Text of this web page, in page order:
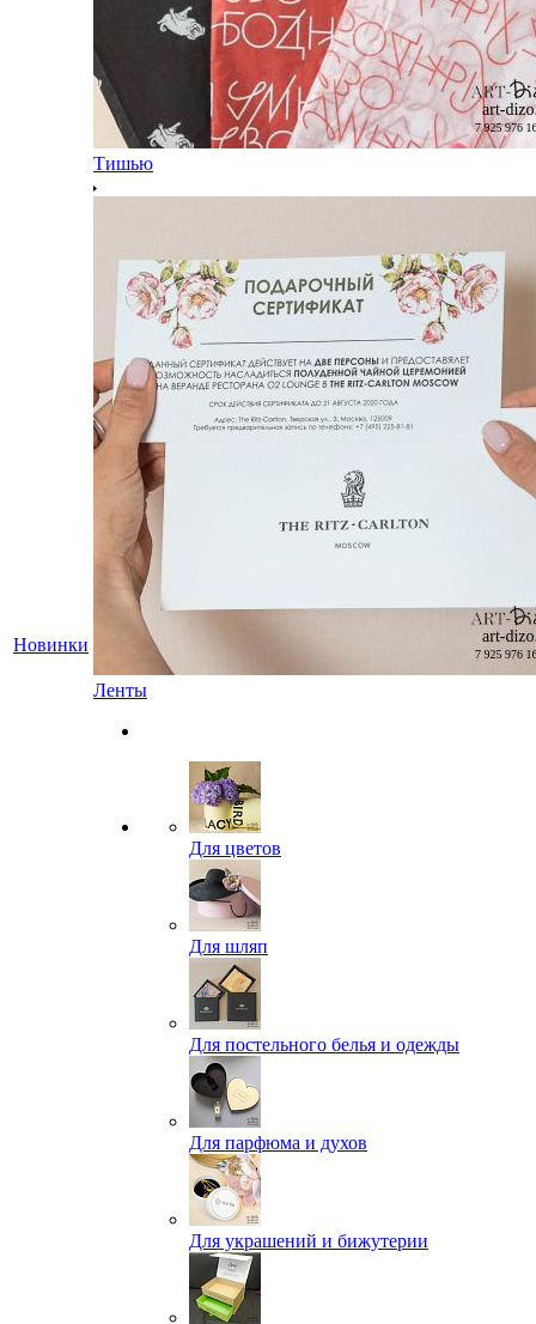
Новинки
Тишью
Ленты
Для цветов
Для шляп
Для постельного белья и одежды
Для парфюма и духов
Для украшений и бижутерии